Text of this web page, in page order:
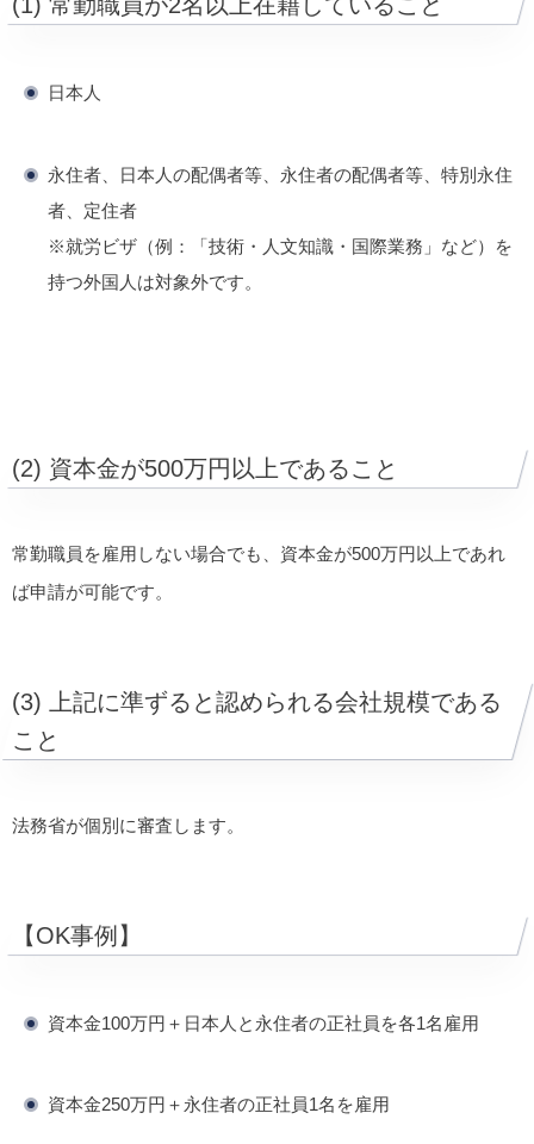
(1) 常勤職員が2名以上在籍していること
日本人
永住者、日本人の配偶者等、永住者の配偶者等、特別永住
者、定住者
※就労ビザ（例：「技術・人文知識・国際業務」など）を
持つ外国人は対象外です。
(2) 資本金が500万円以上であること
常勤職員を雇用しない場合でも、資本金が500万円以上であれ
ば申請が可能です。
(3) 上記に準ずると認められる会社規模である
こと
法務省が個別に審査します。
【OK事例】
資本金100万円＋日本人と永住者の正社員を各1名雇用
資本金250万円＋永住者の正社員1名を雇用